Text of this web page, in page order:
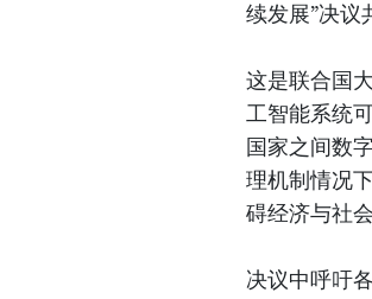
续发展”决议
这是联合国
工智能系统
国家之间数
理机制情况
碍经济与社
决议中呼吁